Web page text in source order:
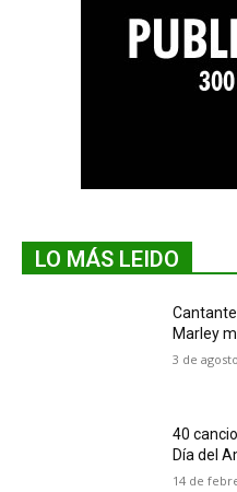
LO MÁS LEIDO
Marley
3 de
40
Día del
14 de